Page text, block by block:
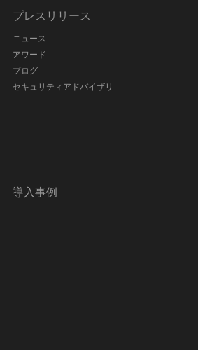
プレスリリース
ニュース
アワード
ブログ
セキュリティアドバイザリ
導入事例